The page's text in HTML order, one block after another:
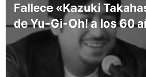
Fallece «Kazuki
de Yu-Gi-Oh! a los 60